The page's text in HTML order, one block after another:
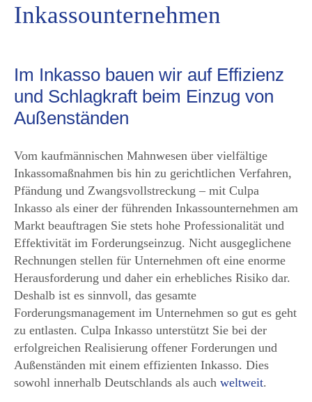
Inkassounternehmen
Im Inkasso bauen wir auf Effizienz
und Schlagkraft beim Einzug von
Außenständen
Vom kaufmännischen Mahnwesen über vielfältige
Inkassomaßnahmen bis hin zu gerichtlichen Verfahren,
Pfändung und Zwangsvollstreckung – mit Culpa
Inkasso als einer der führenden Inkassounternehmen am
Markt beauftragen Sie stets hohe Professionalität und
Effektivität im Forderungseinzug. Nicht ausgeglichene
Rechnungen stellen für Unternehmen oft eine enorme
Herausforderung und daher ein erhebliches Risiko dar.
Deshalb ist es sinnvoll, das gesamte
Forderungsmanagement im Unternehmen so gut es geht
zu entlasten. Culpa Inkasso unterstützt Sie bei der
erfolgreichen Realisierung offener Forderungen und
Außenständen mit einem effizienten Inkasso. Dies
sowohl innerhalb Deutschlands als auch weltweit.